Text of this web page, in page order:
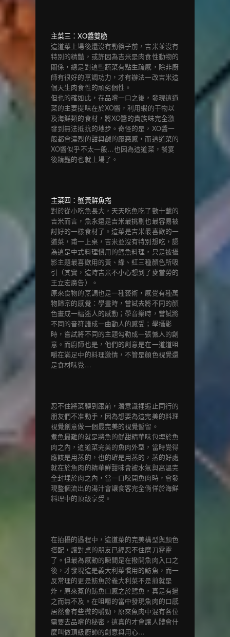
主菜三：XO醬雙脆
這道菜上場後還沒有動筷子前，吉米並沒有
特別的精豔，或許因為吉米是肉食性動物的
關係，總是對這些蔬菜有點生疏感，除非廚
師有很好的烹調功力，才有辦法一改吉米這
個天生肉食性的頑劣個性。
但也的確如此，在品嚐一口之後，發現這道
菜的主要提味在於XO醬，利用蝦的干物以
及海鮮類的食材，將XO醬的貴族味完全激
發到無法抵抗的地步。奇怪的是，XO醬一
般都會濃烈的甜與鹹的厭惡感，而這道菜的
XO醬似乎不太一般…也因為這道菜，餐宴
後精豔的也就上場了。
主菜四：蟹黃鮮魚捲
對於從小吃魚長大，天天吃魚吃了數十載的
吉米而言，魚永遠是吉米最挑剔也最容易被
討好的一樣食材了。這菜是吉米最喜歡的一
道菜，甫一上桌，吉米並沒有特別想吃，認
為這是中式料理慣用的鱈魚料理，只是被攝
影主題最喜歡用的黃、綠、紅三種顏色所吸
引（其實，這時吉米不小心想到了麥當勞的
王立宏廣告）。
原來食物的烹調也是一種藝術，感覺有種萬
物歸宗的感覺：學畫時，嘗試去將不同的顏
色畫成一幅迷人的感動；學音樂時，嘗試將
不同的音符譜成一曲動人的感受；學攝影
時，嘗試將不同的主題勾勒成一張憾人的創
意。而廚師也是，他們的創意是在一道道咀
嚼在滿足中的料理激情，不管是顏色視覺還
是食材味覺…
忍不住將菜轉到跟前，潛意識裡遏止同行的
朋友們不准動手，因為想要為這完美的料理
視覺創意做一個最完美的視覺暫留。
煮魚最難的就是將魚的鮮甜精華味包埋於魚
肉之內，這道菜完美的魚肉外型，當時覺得
應該是用蒸的，也的確是用蒸的，蒸的好處
就在於魚肉的精華鮮甜味會被水氣與高溫完
全封埋於肉之內，當一口咬開魚肉時，會發
現整個流出的湯汁會讓食客完全倘佯於海鮮
料理中的頂級享受。
在拍攝的過程中，這道菜的完美構型與顏色
搭配，讓對桌的朋友已經忍不住磨刀霍霍
了。但最為感動的瞬間是在撥開魚肉入口之
後，才發現這是義大利菜慣用的魴魚，而一
反常理的更是魴魚於義大利菜不是煎就是
炸，原來蒸的魴魚口感之於鱈魚，真是有過
之而無不及。在咀嚼的當中發現魚肉的口感
居然會有些微的嚼勁，原來魚肉中混有各位
需要去品嚐的秘密，這真的才會讓人體會什
麼叫做頂級廚師的創意與用心…